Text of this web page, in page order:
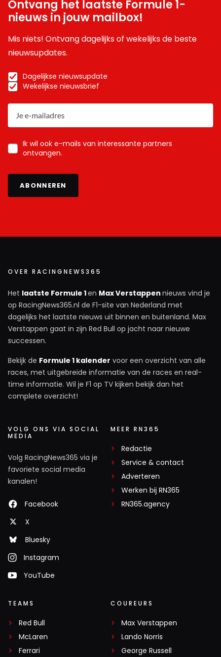
Ontvang het laatste Formule 1-
nieuws in jouw mailbox!
Mis niets! Ontvang dagelijks of wekelijks de beste
nieuwsupdates.
Dagelijkse nieuwsupdate
Wekelijkse nieuwsbrief
Ik wil ook e-mails van interessante partners
ontvangen.
ABONNEREN
OVER RACINGNEWS365
Het laatste Formule 1en Max Verstappen nieuws vind je
op RacingNews365.nl de F1-site van Nederland met
dagelijks het laatste nieuws uit binnen en buitenland. Max
Verstappen gaat in zijn Red Bull op jacht naar nieuwe
successen.
Bekijk de Formule 1 kalender voor een overzicht van alle
races, met uitgebreide informatie van de races en real-
time informatie. Wil je F1 op TV kijken bekijk dan het
complete overzicht!
VOLG ONS VIA SOCIAL
MEDIA
Volg RacingNews365 via je
favoriete social media
kanalen!
Facebook
X
Bluesky
Instagram
YouTube
MEER RN365
Redactie
Service & contact
Adverteren
Werken bij RN365
RN365.agency
TEAMS
Red Bull
McLaren
Ferrari
COUREURS
Max Verstappen
Lando Norris
George Russell